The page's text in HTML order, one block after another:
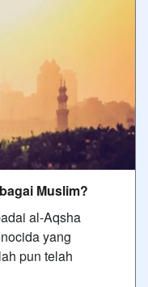
Muslim?
al-Aqsha
yang
pun telah